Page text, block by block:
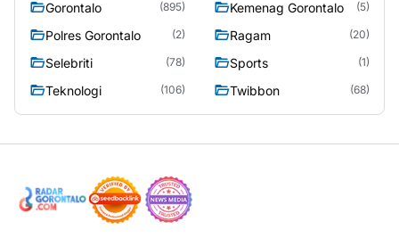
Gorontalo (895) Kemenag Gorontalo (5)
Polres Gorontalo (2) Ragam (20)
Selebriti (78) Sports (1)
Teknologi (106) Twibbon (68)